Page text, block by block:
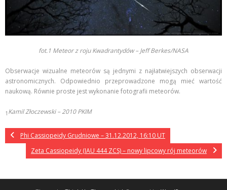
fot.1 Meteor z roju Kwadrantydów – Jeff Berkes/NASA
Obserwacje wizualne meteorów są jednymi z najłatwiejszych obserwacji
astronomicznych. Odpowiednio przeprowadzone mogą mieć wartość
naukową. Równie proste jest wykonanie fotografii meteorów.
1 Kamil Złoczewski – 2010 PKIM
Phi Cassiopeidy Grudniowe – 31.12.2012, 16:10 UT
Zeta Cassiopeidy (IAU 444 ZCS) – nowy lipcowy rój meteorów